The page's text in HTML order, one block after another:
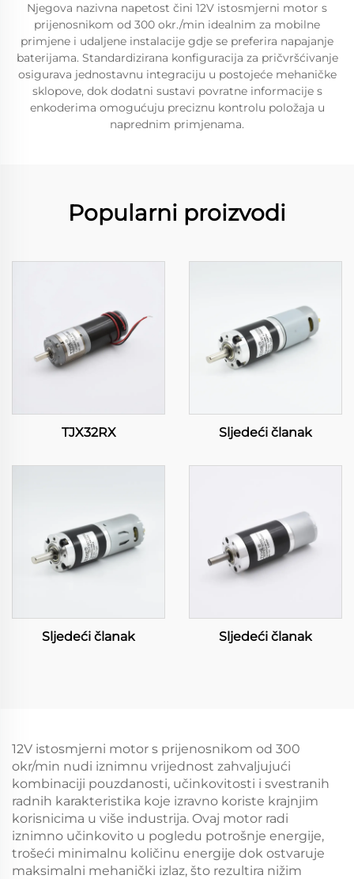
Njegova nazivna napetost čini 12V istosmjerni motor s
prijenosnikom od 300 okr./min idealnim za mobilne
primjene i udaljene instalacije gdje se preferira napajanje
baterijama. Standardizirana konfiguracija za pričvršćivanje
osigurava jednostavnu integraciju u postojeće mehaničke
sklopove, dok dodatni sustavi povratne informacije s
enkoderima omogućuju preciznu kontrolu položaja u
naprednim primjenama.
Popularni proizvodi
TJX32RX Sljedeći članak
Sljedeći članak Sljedeći članak
12V istosmjerni motor s prijenosnikom od 300
okr/min nudi iznimnu vrijednost zahvaljujući
kombinaciji pouzdanosti, učinkovitosti i svestranih
radnih karakteristika koje izravno koriste krajnjim
korisnicima u više industrija. Ovaj motor radi
iznimno učinkovito u pogledu potrošnje energije,
trošeći minimalnu količinu energije dok ostvaruje
maksimalni mehanički izlaz, što rezultira nižim